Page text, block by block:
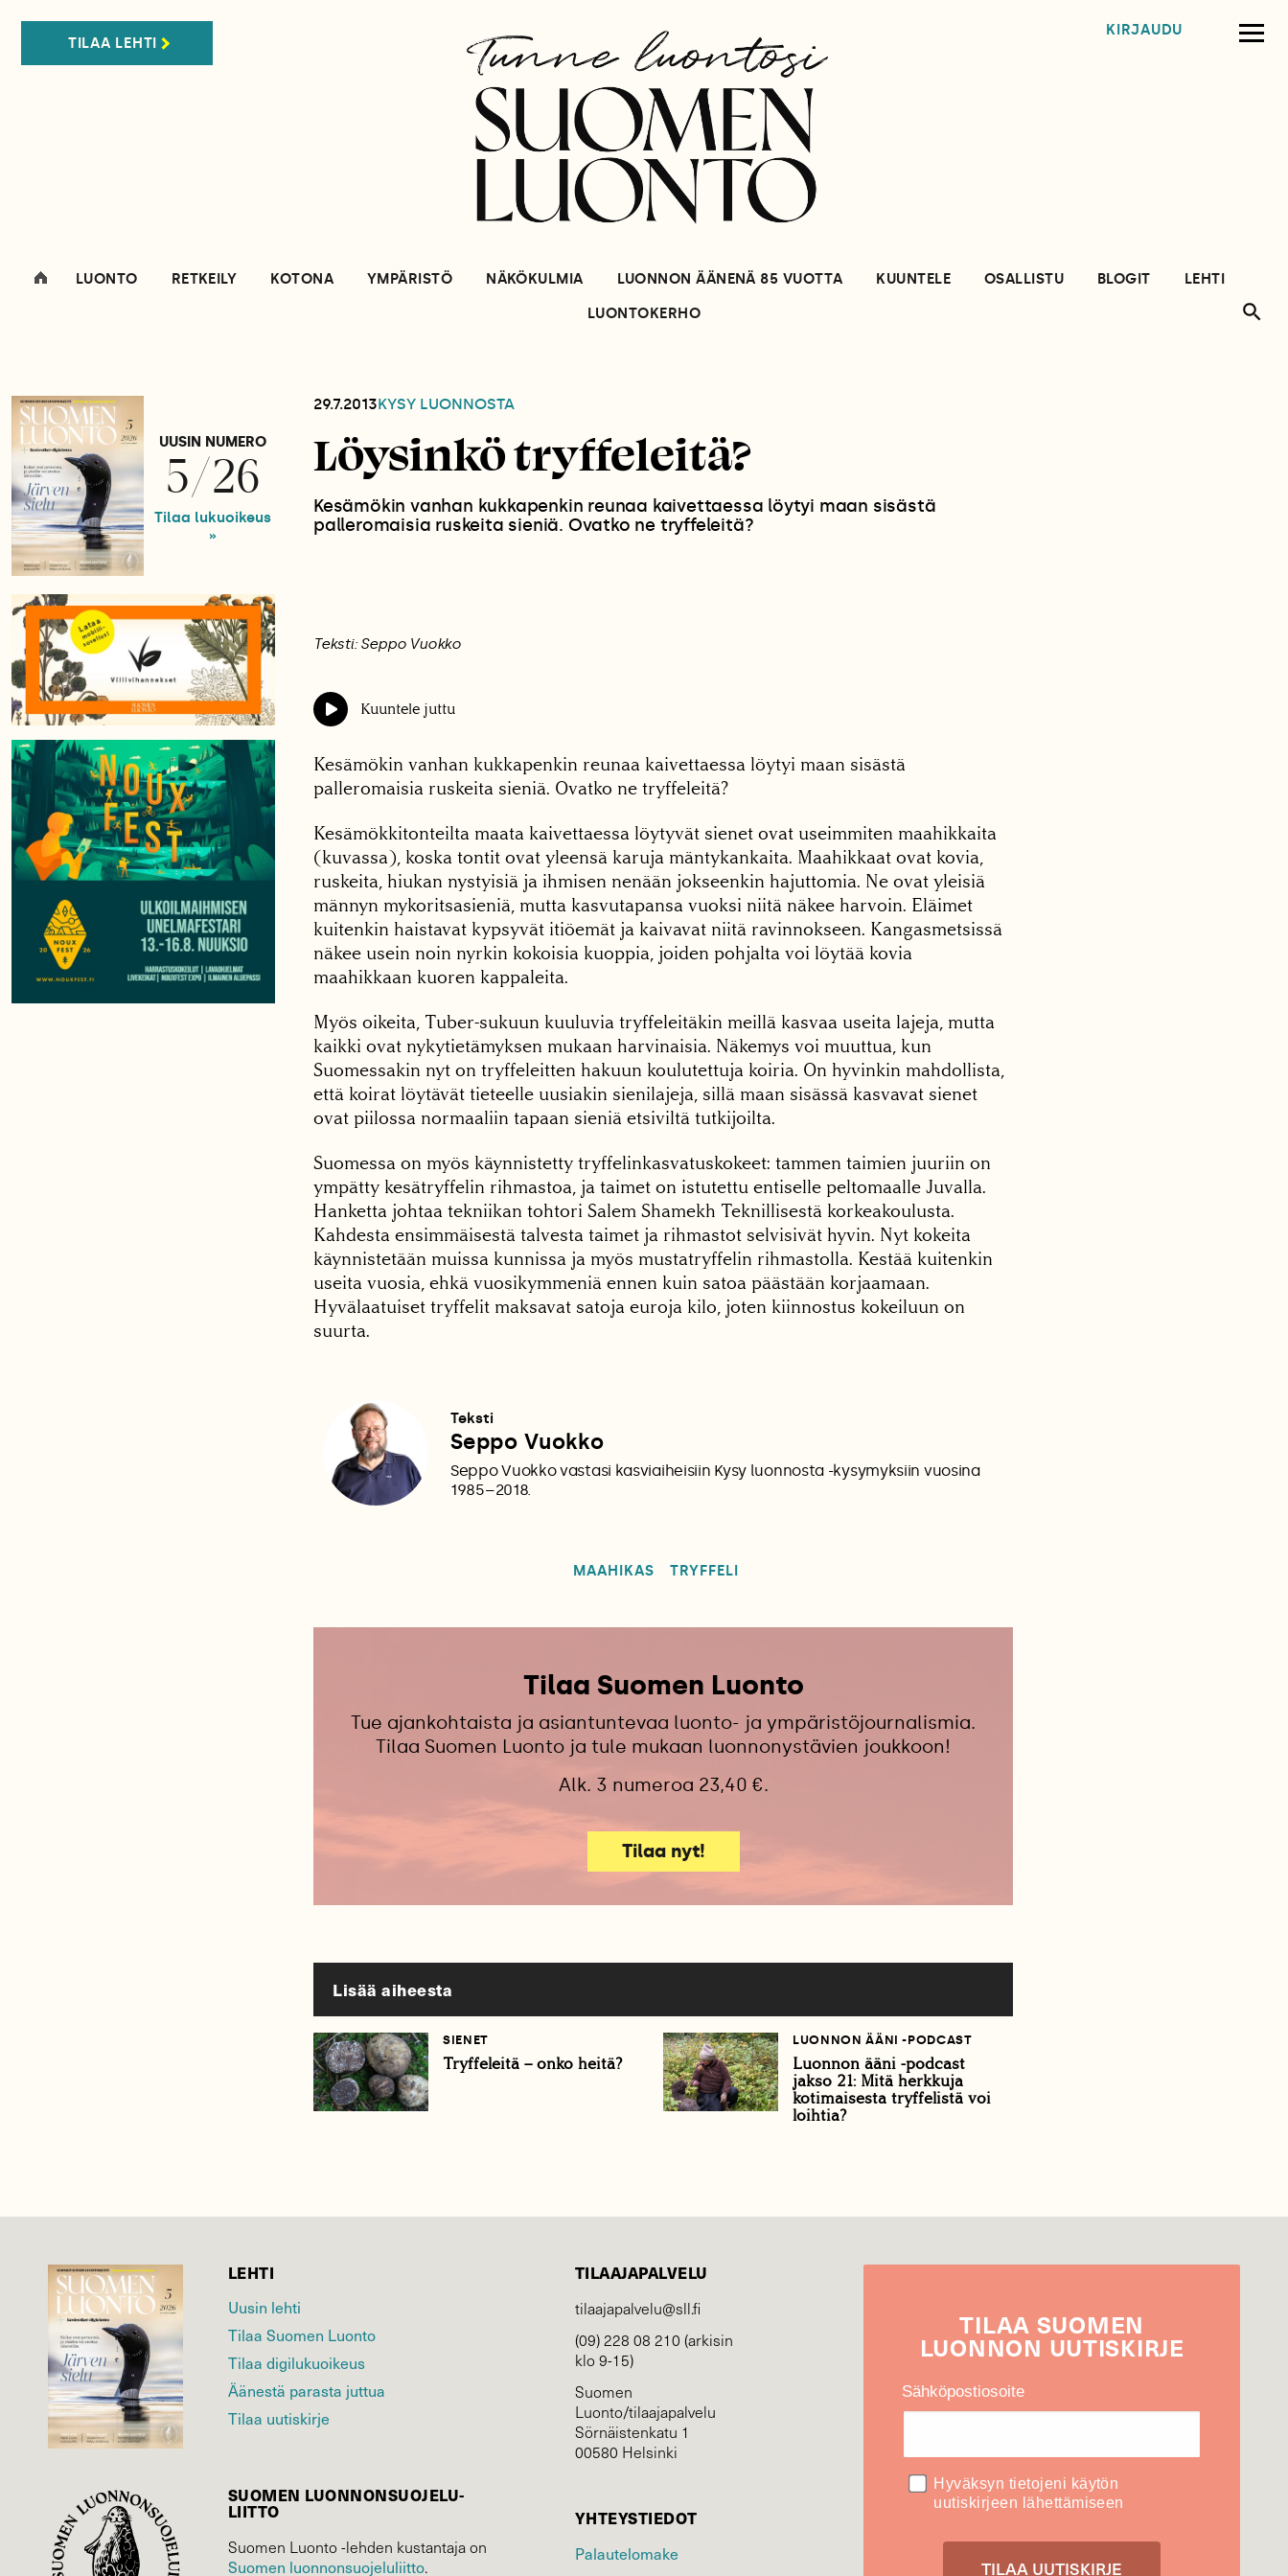
TILAA LEHTI
KIRJAUDU
LUONTO RETKEILY KOTONA YMPÄRISTÖ NÄKÖKULMIA LUONNON ÄÄNENÄ 85 VUOTTA KUUNTELE OSALLISTU BLOGIT
LEHTI
LUONTOKERHO
UUSIN NUMERO
5/26
Tilaa lukuoikeus
»
29.7.2013KYSY LUONNOSTA
Löysinkö tryffeleitä?
Kesämökin vanhan kukkapenkin reunaa kaivettaessa löytyi maan sisästä
palleromaisia ruskeita sieniä. Ovatko ne tryffeleitä?
Teksti: Seppo Vuokko
Kuuntele juttu
Kesämökin vanhan kukkapenkin reunaa kaivettaessa löytyi maan sisästä
palleromaisia ruskeita sieniä. Ovatko ne tryffeleitä?
Kesämökkitonteilta maata kaivettaessa löytyvät sienet ovat useimmiten maahikkaita
(kuvassa), koska tontit ovat yleensä karuja mäntykankaita. Maahikkaat ovat kovia,
ruskeita, hiukan nystyisiä ja ihmisen nenään jokseenkin hajuttomia. Ne ovat yleisiä
männyn mykoritsasieniä, mutta kasvutapansa vuoksi niitä näkee harvoin. Eläimet
kuitenkin haistavat kypsyvät itiöemät ja kaivavat niitä ravinnokseen. Kangasmetsissä
näkee usein noin nyrkin kokoisia kuoppia, joiden pohjalta voi löytää kovia
maahikkaan kuoren kappaleita.
Myös oikeita, Tuber-sukuun kuuluvia tryffeleitäkin meillä kasvaa useita lajeja, mutta
kaikki ovat nykytietämyksen mukaan harvinaisia. Näkemys voi muuttua, kun
Suomessakin nyt on tryffeleitten hakuun koulutettuja koiria. On hyvinkin mahdollista,
että koirat löytävät tieteelle uusiakin sienilajeja, sillä maan sisässä kasvavat sienet
ovat piilossa normaaliin tapaan sieniä etsiviltä tutkijoilta.
Suomessa on myös käynnistetty tryffelinkasvatuskokeet: tammen taimien juuriin on
ympätty kesätryffelin rihmastoa, ja taimet on istutettu entiselle peltomaalle Juvalla.
Hanketta johtaa tekniikan tohtori Salem Shamekh Teknillisestä korkeakoulusta.
Kahdesta ensimmäisestä talvesta taimet ja rihmastot selvisivät hyvin. Nyt kokeita
käynnistetään muissa kunnissa ja myös mustatryffelin rihmastolla. Kestää kuitenkin
useita vuosia, ehkä vuosikymmeniä ennen kuin satoa päästään korjaamaan.
Hyvälaatuiset tryffelit maksavat satoja euroja kilo, joten kiinnostus kokeiluun on
suurta.
Teksti
Seppo Vuokko
Seppo Vuokko vastasi kasviaiheisiin Kysy luonnosta -kysymyksiin vuosina
1985–2018.
MAAHIKAS TRYFFELI
Tilaa Suomen Luonto
Tue ajankohtaista ja asiantuntevaa luonto- ja ympäristöjournalismia.
Tilaa Suomen Luonto ja tule mukaan luonnonystävien joukkoon!
Alk. 3 numeroa 23,40 €.
Tilaa nyt!
Lisää aiheesta
SIENET
Tryffeleitä – onko heitä?
LUONNON ÄÄNI -PODCAST
Luonnon ääni -podcast
jakso 21: Mitä herkkuja
kotimaisesta tryffelistä voi
loihtia?
LEHTI
Uusin lehti
Tilaa Suomen Luonto
Tilaa digilukuoikeus
Äänestä parasta juttua
Tilaa uutiskirje
SUOMEN LUONNON­SUOJELU­
LIITTO
Suomen Luonto -lehden kustantaja on
Suomen luonnonsuojelu­liitto.
TILAAJAPALVELU
tilaajapalvelu@sll.fi
(09) 228 08 210 (arkisin
klo 9-15)
Suomen
Luonto/tilaajapalvelu
Sörnäistenkatu 1
00580 Helsinki
YHTEYSTIEDOT
Palautelomake
TILAA SUOMEN
LUONNON UUTIS­KIRJE
Sähköpostiosoite
Hyväksyn tietojeni käytön
uutiskirjeen lähettämiseen